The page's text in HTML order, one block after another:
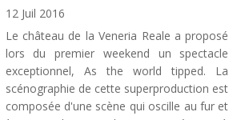
12 Juil 2016
Le château de la Veneria Reale a proposé
lors du premier weekend un spectacle
exceptionnel, As the world tipped. La
scénographie de cette superproduction est
composée d'une scène qui oscille au fur et